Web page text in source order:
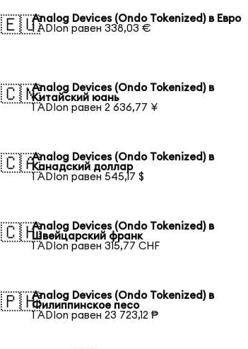
🇪🇺Analog Devices (Ondo Tokenized) в Евро
1 ADIon равен 338,03 €
🇨🇳Analog Devices (Ondo Tokenized) в
Китайский юань
1 ADIon равен 2 636,77 ¥
🇨🇦Analog Devices (Ondo Tokenized) в
Канадский доллар
1 ADIon равен 545,17 $
🇨🇭Analog Devices (Ondo Tokenized) в
Швейцарский франк
1 ADIon равен 315,77 CHF
🇵🇭Analog Devices (Ondo Tokenized) в
Филиппинское песо
1 ADIon равен 23 723,12 ₱